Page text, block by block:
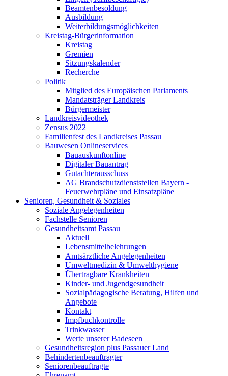
Beamtenbesoldung
Ausbildung
Weiterbildungsmöglichkeiten
Kreistag-Bürgerinformation
Kreistag
Gremien
Sitzungskalender
Recherche
Politik
Mitglied des Europäischen Parlaments
Mandatsträger Landkreis
Bürgermeister
Landkreisvideothek
Zensus 2022
Familienfest des Landkreises Passau
Bauwesen Onlineservices
Bauauskunftonline
Digitaler Bauantrag
Gutachterausschuss
AG Brandschutzdienststellen Bayern -
Feuerwehrpläne und Einsatzpläne
Senioren, Gesundheit & Soziales
Soziale Angelegenheiten
Fachstelle Senioren
Gesundheitsamt Passau
Aktuell
Lebensmittelbelehrungen
Amtsärztliche Angelegenheiten
Umweltmedizin & Umwelthygiene
Übertragbare Krankheiten
Kinder- und Jugendgesundheit
Sozialpädagogische Beratung, Hilfen und
Angebote
Kontakt
Impfbuchkontrolle
Trinkwasser
Werte unserer Badeseen
Gesundheitsregion plus Passauer Land
Behindertenbeauftragter
Seniorenbeauftragte